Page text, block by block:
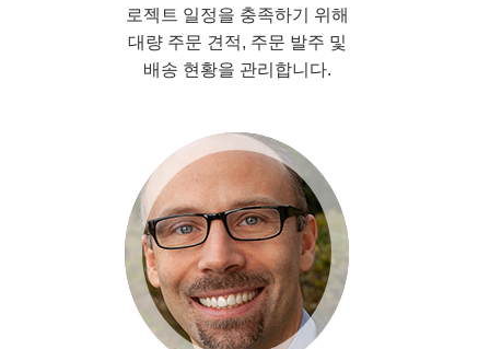
로젝트 일정을 충족하기 위해
대량 주문 견적, 주문 발주 및
배송 현황을 관리합니다.